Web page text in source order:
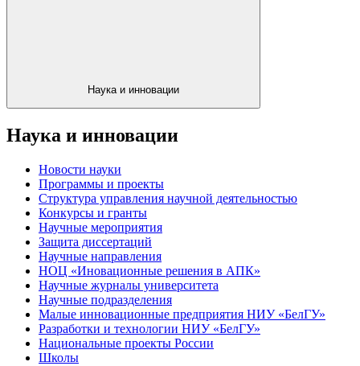
Наука и инновации
Наука и инновации
Новости науки
Программы и проекты
Структура управления научной деятельностью
Конкурсы и гранты
Научные мероприятия
Защита диссертаций
Научные направления
НОЦ «Иновационные решения в АПК»
Научные журналы университета
Научные подразделения
Малые инновационные предприятия НИУ «БелГУ»
Разработки и технологии НИУ «БелГУ»
Национальные проекты России
Школы